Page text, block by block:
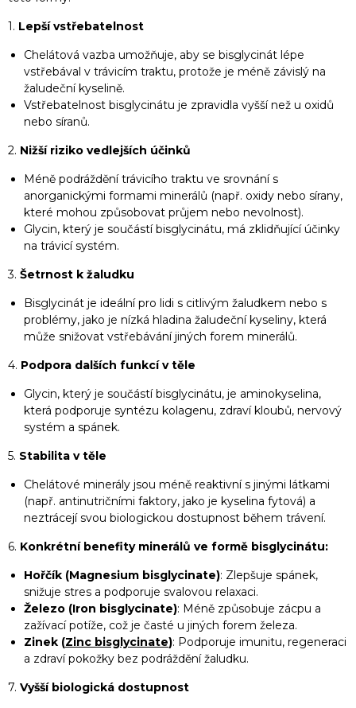
1. Lepší vstřebatelnost
Chelátová vazba umožňuje, aby se bisglycinát lépe
vstřebával v trávicím traktu, protože je méně závislý na
žaludeční kyselině.
Vstřebatelnost bisglycinátu je zpravidla vyšší než u oxidů
nebo síranů.
2. Nižší riziko vedlejších účinků
Méně podráždění trávicího traktu ve srovnání s
anorganickými formami minerálů (např. oxidy nebo sírany,
které mohou způsobovat průjem nebo nevolnost).
Glycin, který je součástí bisglycinátu, má zklidňující účinky
na trávicí systém.
3. Šetrnost k žaludku
Bisglycinát je ideální pro lidi s citlivým žaludkem nebo s
problémy, jako je nízká hladina žaludeční kyseliny, která
může snižovat vstřebávání jiných forem minerálů.
4. Podpora dalších funkcí v těle
Glycin, který je součástí bisglycinátu, je aminokyselina,
která podporuje syntézu kolagenu, zdraví kloubů, nervový
systém a spánek.
5. Stabilita v těle
Chelátové minerály jsou méně reaktivní s jinými látkami
(např. antinutričními faktory, jako je kyselina fytová) a
neztrácejí svou biologickou dostupnost během trávení.
6. Konkrétní benefity minerálů ve formě bisglycinátu:
Hořčík (Magnesium bisglycinate): Zlepšuje spánek,
snižuje stres a podporuje svalovou relaxaci.
Železo (Iron bisglycinate): Méně způsobuje zácpu a
zažívací potíže, což je časté u jiných forem železa.
Zinek (Zinc bisglycinate): Podporuje imunitu, regeneraci
a zdraví pokožky bez podráždění žaludku.
7. Vyšší biologická dostupnost